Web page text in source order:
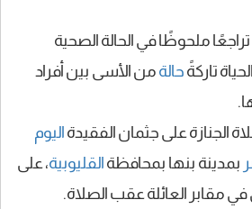
تراجعًا ملحوظًا في الحالة الصحية
تاركةً حالة من الأسى بين أفراد
الجنازة على جثمان الفقيدة اليوم
بمدينة بنها بمحافظة القليوبية، على
في مقابر العائلة عقب الصلاة.